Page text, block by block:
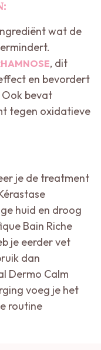
wat de
, dit
en bevordert
bevat
tegen oxidatieve
je de treatment
huid en droog
Bain Riche
je eerder vet
dan
Dermo Calm
voeg je het
routine